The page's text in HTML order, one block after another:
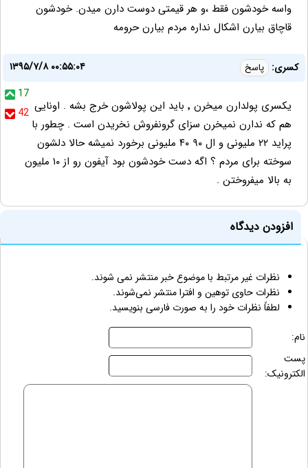
واسه خودشون فقط ،و هر قیمتی دوست دارن میدن. خودشون
قاچاق بیارن اشکال نداره مردم بیارن حرومه
کسری: پاسخ
۱۳۹۵/۷/۸ ۰۰:۵۵:۰۴
17
42 یکسری پولدارن میخرن ٬ باید این پولاشون خرج بشه . اونایی
هم که ندارن نمیخرن سزای گرونفروش نخریدن است . چطور با
پراید ۲۲ ملیونی و ال ۹۰ ۴۰ ملیونی برخورد نمیشه حالا دلشون
سوخته برای مردم ؟ اگه دست خودشون بود آیفون رو از ۱۰ ملیون
به بالا میفروختن .
افزودن دیدگاه
نظرات غیر مرتبط با موضوع خبر منتشر نمی شوند.
نظرات حاوی توهین و افترا منتشر نمی‌شوند.
لطفاً نظرات خود را به صورت فارسی بنویسید.
نام:
پست
الکترونیک: